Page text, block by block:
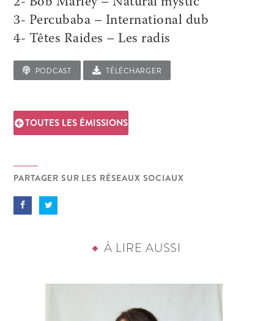
3- Percubaba – International dub
4- Têtes Raides – Les radis
PODCAST TÉLÉCHARGER
TOUTES LES ÉMISSIONS
PARTAGER SUR LES RÉSEAUX SOCIAUX
À LIRE AUSSI